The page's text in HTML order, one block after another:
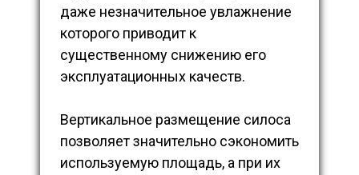
даже незначительное увлажнение
которого приводит к
существенному снижению его
эксплуатационных качеств.
Вертикальное размещение силоса
позволяет значительно сэкономить
используемую площадь, а при их